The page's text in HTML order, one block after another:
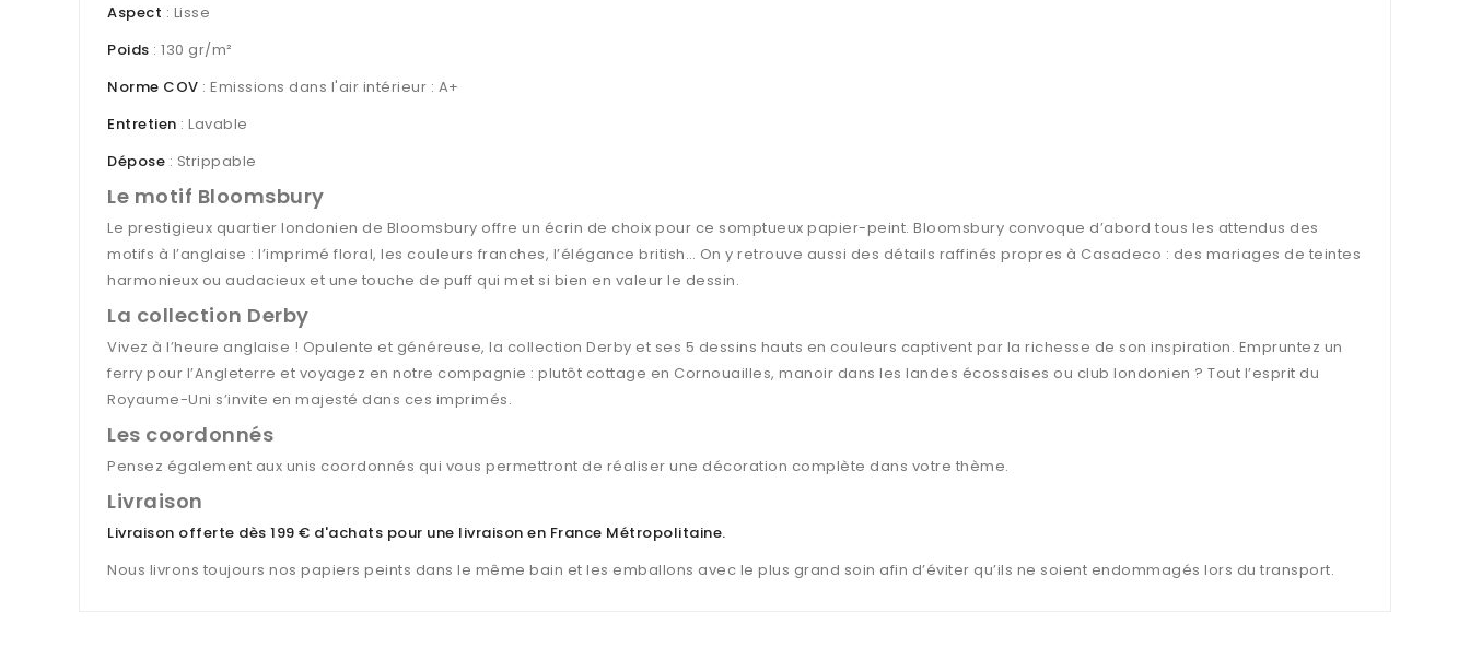
Aspect : Lisse
Poids : 130 gr/m²
Norme COV : Emissions dans l'air intérieur : A+
Entretien : Lavable
Dépose : Strippable
Le motif Bloomsbury
Le prestigieux quartier londonien de Bloomsbury offre un écrin de choix pour ce somptueux papier-peint. Bloomsbury convoque d’abord tous les attendus des
motifs à l’anglaise : l’imprimé floral, les couleurs franches, l’élégance british… On y retrouve aussi des détails raffinés propres à Casadeco : des mariages de teintes
harmonieux ou audacieux et une touche de puff qui met si bien en valeur le dessin.
La collection Derby
Vivez à l’heure anglaise ! Opulente et généreuse, la collection Derby et ses 5 dessins hauts en couleurs captivent par la richesse de son inspiration. Empruntez un
ferry pour l’Angleterre et voyagez en notre compagnie : plutôt cottage en Cornouailles, manoir dans les landes écossaises ou club londonien ? Tout l’esprit du
Royaume-Uni s’invite en majesté dans ces imprimés.
Les coordonnés
Pensez également aux unis coordonnés qui vous permettront de réaliser une décoration complète dans votre thème.
Livraison
Livraison offerte dès 199 € d'achats pour une livraison en France Métropolitaine.
Nous livrons toujours nos papiers peints dans le même bain et les emballons avec le plus grand soin afin d’éviter qu’ils ne soient endommagés lors du transport.